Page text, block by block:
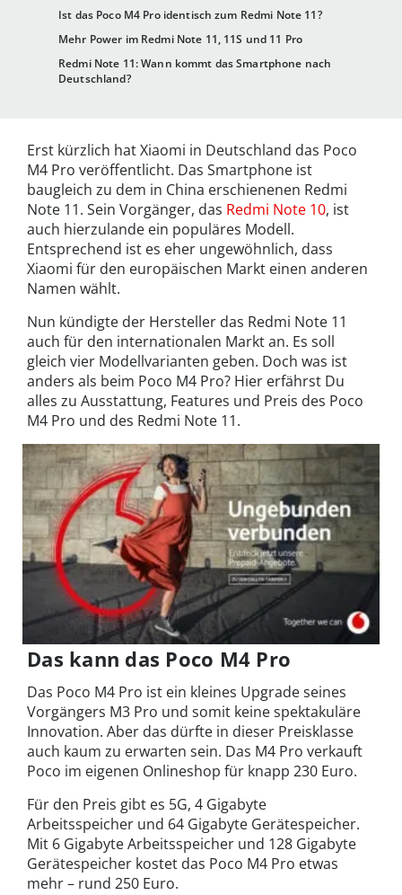
Ist das Poco M4 Pro identisch zum Redmi Note 11?
Mehr Power im Redmi Note 11, 11S und 11 Pro
Redmi Note 11: Wann kommt das Smartphone nach
Deutschland?
Erst kürzlich hat Xiaomi in Deutschland das Poco
M4 Pro veröffentlicht. Das Smartphone ist
baugleich zu dem in China erschienenen Redmi
Note 11. Sein Vorgänger, das Redmi Note 10, ist
auch hierzulande ein populäres Modell.
Entsprechend ist es eher ungewöhnlich, dass
Xiaomi für den europäischen Markt einen anderen
Namen wählt.
Nun kündigte der Hersteller das Redmi Note 11
auch für den internationalen Markt an. Es soll
gleich vier Modellvarianten geben. Doch was ist
anders als beim Poco M4 Pro? Hier erfährst Du
alles zu Ausstattung, Features und Preis des Poco
M4 Pro und des Redmi Note 11.
Das kann das Poco M4 Pro
Das Poco M4 Pro ist ein kleines Upgrade seines
Vorgängers M3 Pro und somit keine spektakuläre
Innovation. Aber das dürfte in dieser Preisklasse
auch kaum zu erwarten sein. Das M4 Pro verkauft
Poco im eigenen Onlineshop für knapp 230 Euro.
Für den Preis gibt es 5G, 4 Gigabyte
Arbeitsspeicher und 64 Gigabyte Gerätespeicher.
Mit 6 Gigabyte Arbeitsspeicher und 128 Gigabyte
Gerätespeicher kostet das Poco M4 Pro etwas
mehr – rund 250 Euro.